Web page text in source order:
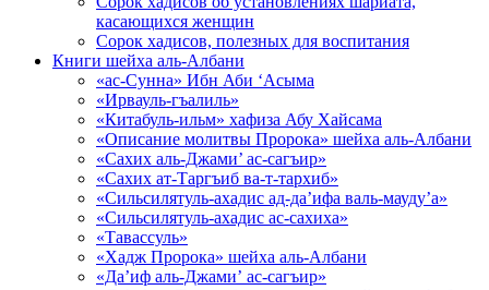
касающихся женщин
Сорок хадисов, полезных для воспитания
Книги шейха аль-Албани
«ас-Сунна» Ибн Аби ‘Асыма
«Ирвауль-гъалиль»
«Китабуль-ильм» хафиза Абу Хайсама
«Описание молитвы Пророка» шейха аль-Албани
«Сахих аль-Джами’ ас-сагъир»
«Сахих ат-Таргъиб ва-т-тархиб»
«Сильсилятуль-ахадис ад-да’ифа валь-мауду’а»
«Сильсилятуль-ахадис ас-сахиха»
«Тавассуль»
«Хадж Пророка» шейха аль-Албани
«Да’иф аль-Джами’ ас-сагъир»